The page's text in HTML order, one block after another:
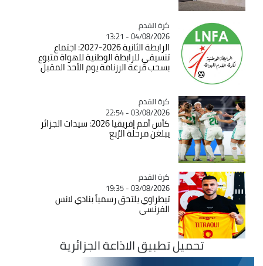
Catégorie
كرة القدم
04/08/2026 - 13:21
الرابطة الثانية 2026-2027: اجتماع
تنسيقي للرابطة الوطنية للهواة متبوع
بسحب قرعة الرزنامة يوم الأحد المقبل
Catégorie
كرة القدم
03/08/2026 - 22:54
كأس أمم إفريقيا 2026: سيدات الجزائر
يبلغن مرحلة الرُبع
Catégorie
كرة القدم
03/08/2026 - 19:35
تيطراوي يلتحق رسمياً بنادي لانس
الفرنسي
تحميل تطبيق الاذاعة الجزائرية